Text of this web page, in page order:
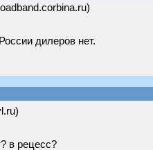
дилеров нет.
в рецесс?